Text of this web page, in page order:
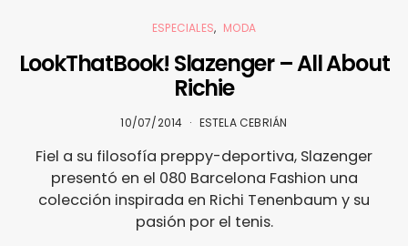
ESPECIALES MODA
LookThatBook! Slazenger – All About
Richie
10/07/2014 ESTELA CEBRIÁN
Fiel a su filosofía preppy-deportiva, Slazenger
presentó en el 080 Barcelona Fashion una
colección inspirada en Richi Tenenbaum y su
pasión por el tenis.